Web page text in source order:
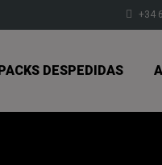
+34
DESPEDIDAS